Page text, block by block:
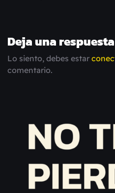
Deja una respuesta
Lo siento, debes estar
comentario.